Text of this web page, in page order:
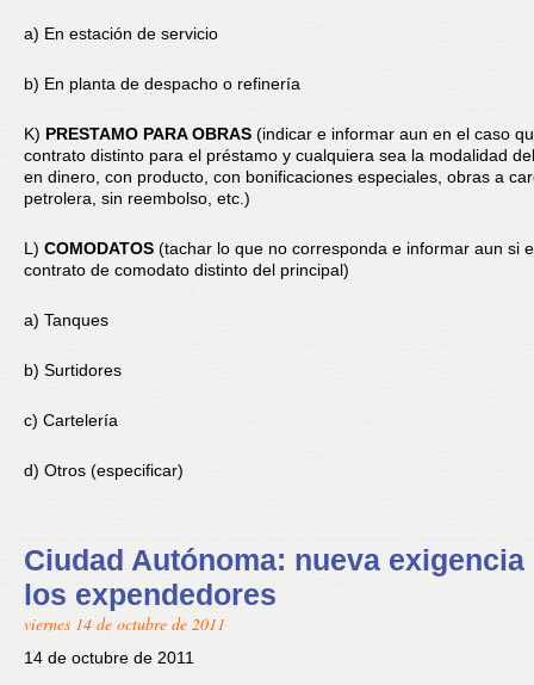
a) En estación de servicio
b) En planta de despacho o refinería
K) PRESTAMO PARA OBRAS (indicar e informar aun en el caso
contrato distinto para el préstamo y cualquiera sea la modalidad
en dinero, con producto, con bonificaciones especiales, obras a
petrolera, sin reembolso, etc.)
L) COMODATOS (tachar lo que no corresponda e informar aun si
contrato de comodato distinto del principal)
a) Tanques
b) Surtidores
c) Cartelería
d) Otros (especificar)
Ciudad Autónoma: nueva exigencia
los expendedores
viernes 14 de octubre de 2011
14 de octubre de 2011